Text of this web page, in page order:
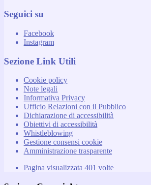
Seguici su
Facebook
Instagram
Sezione Link Utili
Cookie policy
Note legali
Informativa Privacy
Ufficio Relazioni con il Pubblico
Dichiarazione di accessibilità
Obiettivi di accessibilità
Whistleblowing
Gestione consensi cookie
Amministrazione trasparente
Pagina visualizzata 401 volte